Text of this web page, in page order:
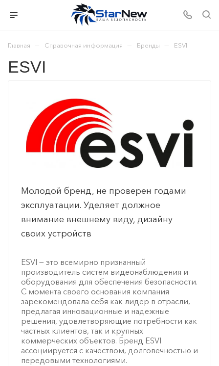
Главная — Справочная информация — Бренды — ESVI
ESVI
Молодой бренд, не проверен годами
эксплуатации. Уделяет должное
внимание внешнему виду, дизайну
своих устройств
ESVI — это всемирно признанный
производитель систем видеонаблюдения и
оборудования для обеспечения безопасности.
С момента своего основания компания
зарекомендовала себя как лидер в отрасли,
предлагая инновационные и надежные
решения, удовлетворяющие потребности как
частных клиентов, так и крупных
коммерческих объектов. Бренд ESVI
ассоциируется с качеством, долговечностью и
передовыми технологиями.